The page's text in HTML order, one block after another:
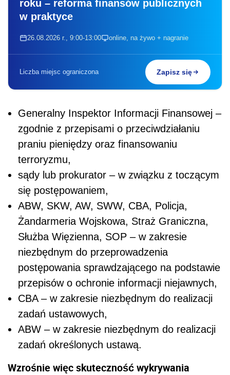
roku – reforma finansów publicznych
w praktyce
26.08.2026 r., 9:00-13:00 online, na żywo + nagranie
Liczba miejsc ograniczona Zapisz się
Generalny Inspektor Informacji Finansowej –
zgodnie z przepisami o przeciwdziałaniu
praniu pieniędzy oraz finansowaniu
terroryzmu,
sądy lub prokurator – w związku z toczącym
się postępowaniem,
ABW, SKW, AW, SWW, CBA, Policja,
Żandarmeria Wojskowa, Straż Graniczna,
Służba Więzienna, SOP – w zakresie
niezbędnym do przeprowadzenia
postępowania sprawdzającego na podstawie
przepisów o ochronie informacji niejawnych,
CBA – w zakresie niezbędnym do realizacji
zadań ustawowych,
ABW – w zakresie niezbędnym do realizacji
zadań określonych ustawą.
Wzrośnie więc skuteczność wykrywania